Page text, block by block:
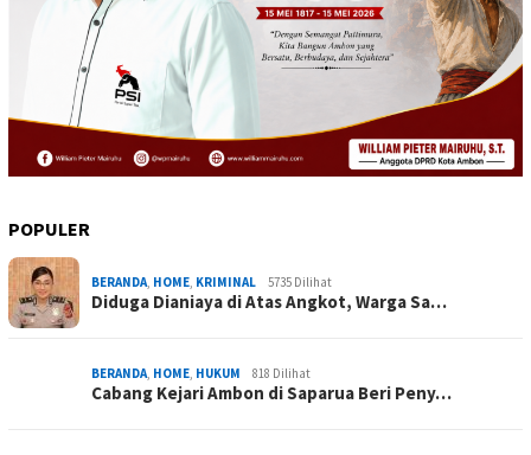
POPULER
BERANDA, HOME, KRIMINAL 5735 Dilihat
Diduga Dianiaya di Atas Angkot, Warga Sa…
BERANDA, HOME, HUKUM 818 Dilihat
Cabang Kejari Ambon di Saparua Beri Peny…